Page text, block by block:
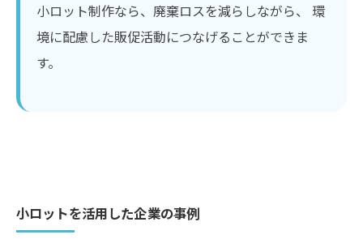
小ロット制作なら、廃棄ロスを減らしながら、 環
境に配慮した販促活動につなげることができま
す。
小ロットを活用した企業の事例